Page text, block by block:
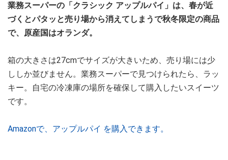
業務スーパーの「クラシック アップルパイ」は、春が近
づくとパタッと売り場から消えてしまうで秋冬限定の商品
で、原産国はオランダ。
箱の大きさは27cmでサイズが大きいため、売り場には少
ししか並びません。業務スーパーで見つけられたら、ラッ
キー。自宅の冷凍庫の場所を確保して購入したいスイーツ
です。
Amazonで、アップルパイ を購入できます。